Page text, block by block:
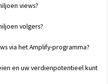
views?
volgers?
via het Amplify-programma?
en uw verdienpotentieel kunt